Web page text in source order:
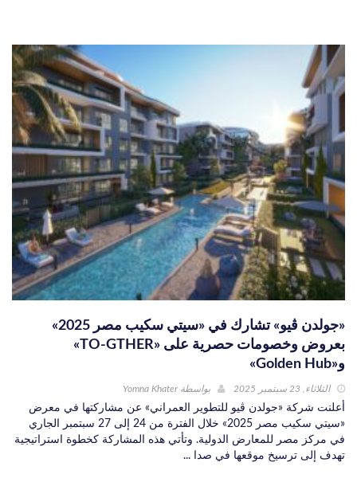
«جولدن ڤيو» تشارك في «سيتي سكيب مصر 2025»
بعروض وخصومات حصرية على «TO-GTHER»
و«Golden Hub»
الثلاثاء, 23 سبتمبر 2025 بواسطة Yomna Khater
أعلنت شركة «جولدن ڤيو للتطوير العمراني» عن مشاركتها في معرض
«سيتي سكيب مصر 2025» خلال الفترة من 24 إلى 27 سبتمبر الجاري
في مركز مصر للمعارض الدولية. وتأتي هذه المشاركة كخطوة استراتيجية
تهدف إلى ترسيخ موقعها في صدا ...